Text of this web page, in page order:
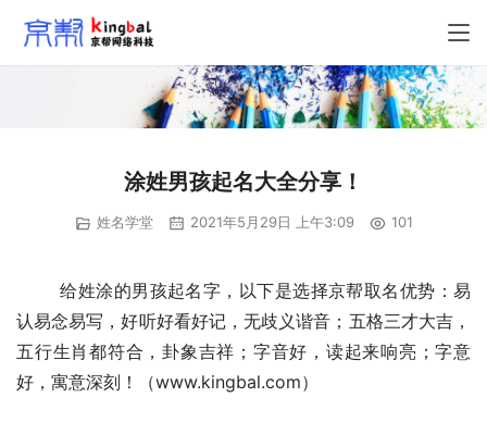
涂姓男孩起名大全分享！
姓名学堂 2021年5月29日 上午3:09 101
	给姓涂的男孩起名字，以下是选择京帮取名优势：易
认易念易写，好听好看好记，无歧义谐音；五格三才大吉，
五行生肖都符合，卦象吉祥；字音好，读起来响亮；字意
好，寓意深刻！（www.kingbal.com）